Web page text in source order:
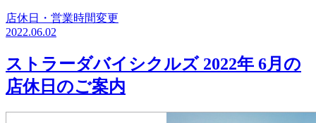
店休日・営業時間変更
2022.06.02
ストラーダバイシクルズ 2022年 6月の
店休日のご案内